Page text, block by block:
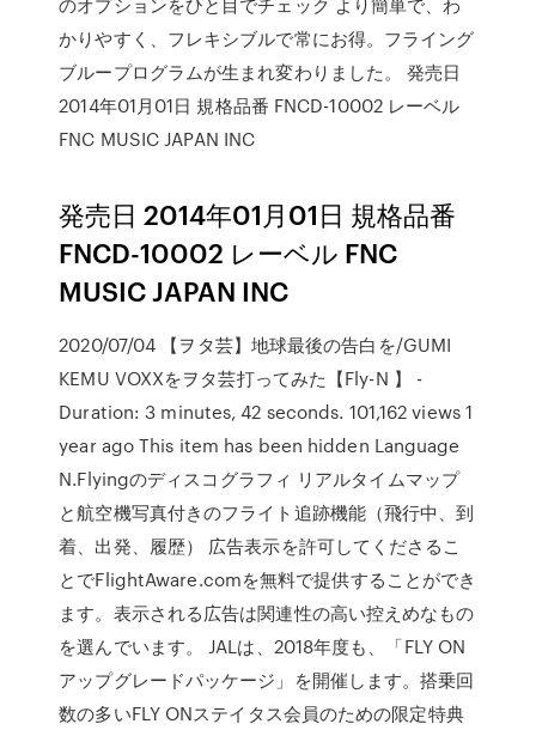
かりやすく、フレキシブルで常にお得。フライング
ブループログラムが生まれ変わりました。 発売日
2014年01月01日 規格品番 FNCD-10002 レーベル
FNC MUSIC JAPAN INC
発売日 2014年01月01日 規格品番
FNCD-10002 レーベル FNC
MUSIC JAPAN INC
2020/07/04 【ヲタ芸】地球最後の告白を/GUMI
KEMU VOXXをヲタ芸打ってみた【Fly-N 】 -
Duration: 3 minutes, 42 seconds. 101,162 views 1
year ago This item has been hidden Language
N.Flyingのディスコグラフィ リアルタイムマップ
と航空機写真付きのフライト追跡機能（飛行中、到
着、出発、履歴） 広告表示を許可してくださるこ
とでFlightAware.comを無料で提供することができ
ます。表示される広告は関連性の高い控えめなもの
を選んでいます。 JALは、2018年度も、「FLY ON
アップグレードパッケージ」を開催します。搭乗回
数の多いFLY ONステイタス会員のための限定特典